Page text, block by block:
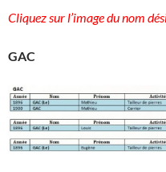
Cliquez sur l’image du nom
GAC